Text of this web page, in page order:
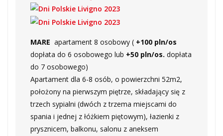
MARE apartament 8 osobowy ( +100 pln/os
dopłata do 6 osobowego lub +50 pln/os. dopłata
do 7 osobowego)
Apartament dla 6-8 osób, o powierzchni 52m2,
położony na pierwszym piętrze, składający się z
trzech sypialni (dwóch z trzema miejscami do
spania i jednej z łóżkiem piętowym), łazienki z
prysznicem, balkonu, salonu z aneksem